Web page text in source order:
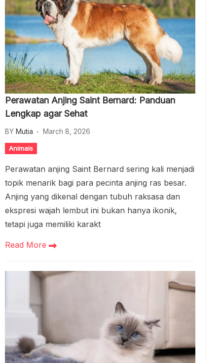
Perawatan Anjing Saint Bernard: Panduan
Lengkap agar Sehat
BY Mutia March 8, 2026
Animals
Perawatan anjing Saint Bernard sering kali menjadi
topik menarik bagi para pecinta anjing ras besar.
Anjing yang dikenal dengan tubuh raksasa dan
ekspresi wajah lembut ini bukan hanya ikonik,
tetapi juga memiliki karakt
Read More